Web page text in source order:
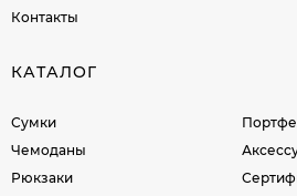
Контакты
КАТАЛОГ
Сумки
Чемоданы
Рюкзаки